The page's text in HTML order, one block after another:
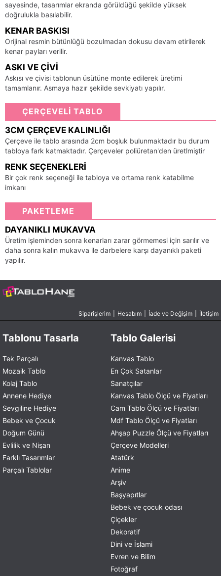
sayesinde, tasarımlar ekranda görüldüğü şekilde yüksek
doğrulukla basılabilir.
KENAR BASKISI
Orijinal resmin bütünlüğü bozulmadan dokusu devam etirilerek
kenar payları verilir.
ASKI VE ÇIVI
Askısı ve çivisi tablonun üsütüne monte edilerek üretimi
tamamlanır. Asmaya hazır şekilde sevkiyatı yapılır.
ÇERÇEVELİ TABLO
3CM ÇERÇEVE KALINLIĞI
Çerçeve ile tablo arasında 2cm boşluk bulunmaktadır bu durum
tabloya fark katmaktadır. Çerçeveler poliüretan'den üretlmiştir
RENK SEÇENEKLERI
Bir çok renk seçeneği ile tabloya ve ortama renk katabilme
imkanı
PAKETLEME
DAYANIKLI MUKAVVA
Üretim işleminden sonra kenarları zarar görmemesi için sarılır ve
daha sonra kalın mukavva ile darbelere karşı dayanıklı paketi
yapılır.
Siparişlerim Hesabım İade ve Değişim İletişim
Tablonu Tasarla
Tek Parçalı
Mozaik Tablo
Kolaj Tablo
Annene Hediye
Sevgiline Hediye
Bebek ve Çocuk
Doğum Günü
Evlilik ve Nişan
Farklı Tasarımlar
Parçalı Tablolar
Tablo Galerisi
Kanvas Tablo
En Çok Satanlar
Sanatçılar
Kanvas Tablo Ölçü ve Fiyatları
Cam Tablo Ölçü ve Fiyatları
Mdf Tablo Ölçü ve Fiyatları
Ahşap Puzzle Ölçü ve Fiyatları
Çerçeve Modelleri
Atatürk
Anime
Arşiv
Başyapıtlar
Bebek ve çocuk odası
Çiçekler
Dekoratif
Dini ve İslami
Evren ve Bilim
Fotoğraf